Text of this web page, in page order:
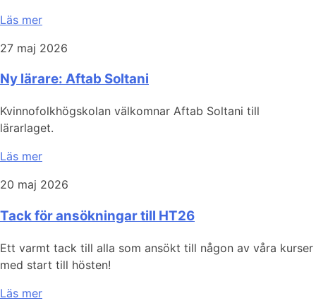
Läs mer
27 maj 2026
Ny lärare: Aftab Soltani
Kvinnofolkhögskolan välkomnar Aftab Soltani till
lärarlaget.
Läs mer
20 maj 2026
Tack för ansökningar till HT26
Ett varmt tack till alla som ansökt till någon av våra kurser
med start till hösten!
Läs mer